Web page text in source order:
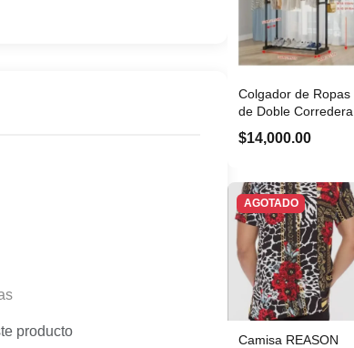
producto
Colgador de Ropas
de Doble Corredera
$14,000.00
AGOTADO
Camisa REASON